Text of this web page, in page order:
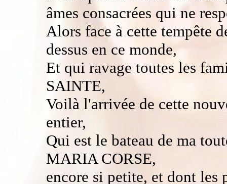
âmes consacrées qui ne
Alors face à cette tempête
dessus en ce monde,
Et qui ravage toutes les
SAINTE,
Voilà l'arrivée de cette
entier,
Qui est le bateau de ma
MARIA CORSE,
encore si petite, et dont les